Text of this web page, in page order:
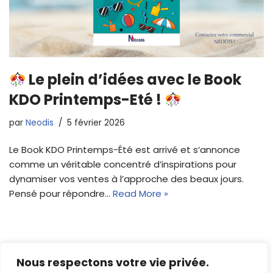
Nous respectons votre vie privée.
Le plein d’idées avec le Book
KDO Printemps-Eté !
par Neodis 5 février 2026
Le Book KDO Printemps-Été est arrivé et s’annonce
comme un véritable concentré d’inspirations pour
dynamiser vos ventes à l’approche des beaux jours.
Pensé pour répondre… Read More »